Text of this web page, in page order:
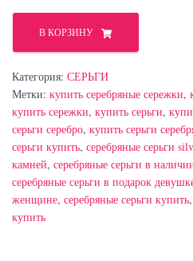
Количество
товара
Серебряные
В КОРЗИНУ
Категория: СЕРЬГИ
Метки: купить серебряные сережки,
купить сережки, купить серьги,
серьги серебро, купить серьги
серьги купить, серебряные серьги
камней, серебряные серьги в
серебряные серьги в подарок
женщине, серебряные серьги купить,
купить